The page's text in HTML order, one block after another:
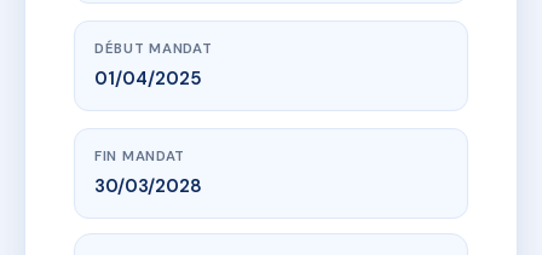
DÉBUT MANDAT
01/04/2025
FIN MANDAT
30/03/2028